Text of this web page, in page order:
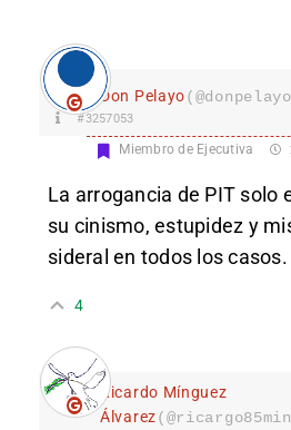
Don Pelayo
#3257053
Miembro de Ejecutiva
La arrogancia de PIT solo
su cinismo, estupidez y
sideral en todos los casos.
4
Ricardo Mínguez
Álvarez